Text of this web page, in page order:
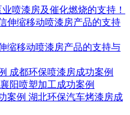
喷漆房及催化燃烧的支持！
缩移动喷漆房产品的支持与
成都环保喷漆房成功案例
襄阳喷塑加工成功案例
湖北环保汽车烤漆房成